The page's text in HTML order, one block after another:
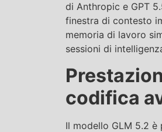
di Anthropic e GPT
finestra di contesto
memoria di lavoro
sessioni di
codifica
Il modello GLM 5.2